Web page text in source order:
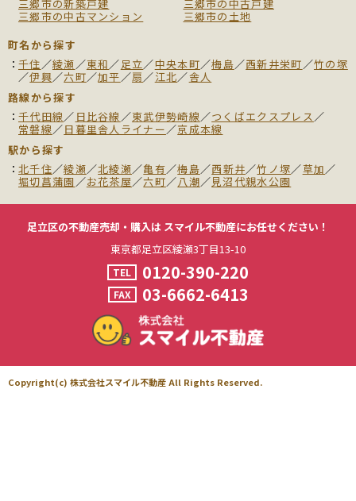
三郷市の新築戸建
三郷市の中古戸建
三郷市の中古マンション
三郷市の土地
町名から探す
千住／綾瀬／東和／足立／中央本町／梅島／西新井栄町／竹の塚
／伊興／六町／加平／扇／江北／舎人
路線から探す
千代田線／ 日比谷線／東武伊勢崎線／つくばエクスプレス／
常磐線／日暮里舎人ライナー／京成本線
駅から探す
北千住／綾瀬／北綾瀬／亀有／梅島／西新井／竹ノ塚／草加／
堀切菖蒲園／お花茶屋／六町／八潮／見沼代親水公園
足立区の不動産売却・購入は スマイル不動産にお任せください！
東京都足立区綾瀬3丁目13-10
TEL 0120-390-220
FAX 03-6662-6413
Copyright(c) 株式会社スマイル不動産 All Rights Reserved.